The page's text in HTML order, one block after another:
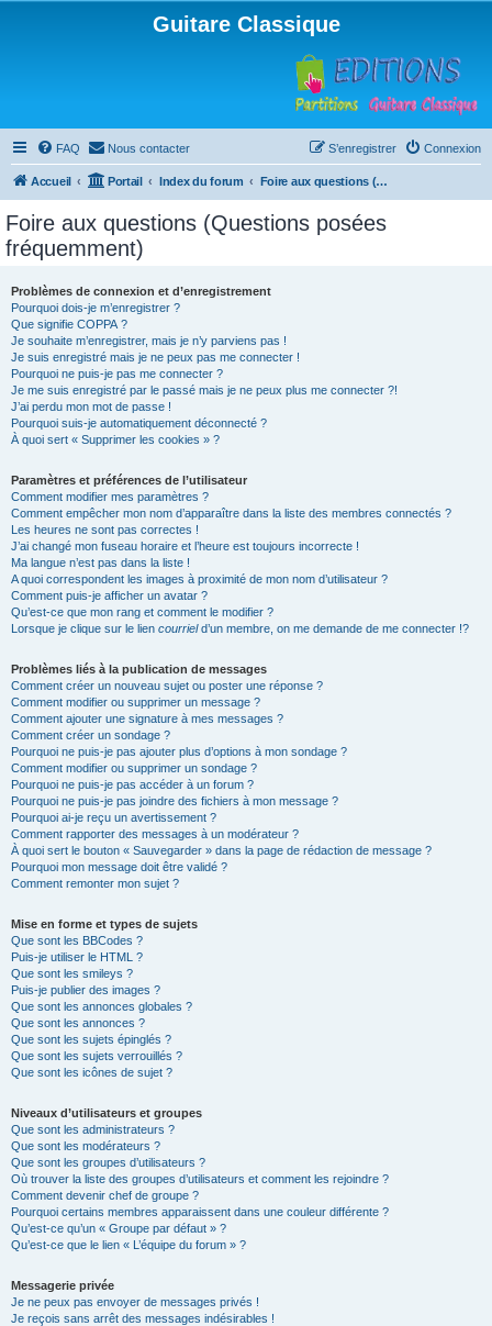
Guitare Classique
FAQ Nous contacter Connexion
S’enregistrer
Accueil Portail Index du forum Foire aux questions (Questions posées fréquemment)
Foire aux questions (Questions posées
fréquemment)
Problèmes de connexion et d’enregistrement
Pourquoi dois-je m’enregistrer ?
Que signifie COPPA ?
Je souhaite m’enregistrer, mais je n’y parviens pas !
Je suis enregistré mais je ne peux pas me connecter !
Pourquoi ne puis-je pas me connecter ?
Je me suis enregistré par le passé mais je ne peux plus me connecter ?!
J’ai perdu mon mot de passe !
Pourquoi suis-je automatiquement déconnecté ?
À quoi sert « Supprimer les cookies » ?
Paramètres et préférences de l’utilisateur
Comment modifier mes paramètres ?
Comment empêcher mon nom d’apparaître dans la liste des membres connectés ?
Les heures ne sont pas correctes !
J’ai changé mon fuseau horaire et l’heure est toujours incorrecte !
Ma langue n’est pas dans la liste !
A quoi correspondent les images à proximité de mon nom d’utilisateur ?
Comment puis-je afficher un avatar ?
Qu’est-ce que mon rang et comment le modifier ?
Lorsque je clique sur le lien courrield’un membre, on me demande de me connecter !?
Problèmes liés à la publication de messages
Comment créer un nouveau sujet ou poster une réponse ?
Comment modifier ou supprimer un message ?
Comment ajouter une signature à mes messages ?
Comment créer un sondage ?
Pourquoi ne puis-je pas ajouter plus d’options à mon sondage ?
Comment modifier ou supprimer un sondage ?
Pourquoi ne puis-je pas accéder à un forum ?
Pourquoi ne puis-je pas joindre des fichiers à mon message ?
Pourquoi ai-je reçu un avertissement ?
Comment rapporter des messages à un modérateur ?
À quoi sert le bouton « Sauvegarder » dans la page de rédaction de message ?
Pourquoi mon message doit être validé ?
Comment remonter mon sujet ?
Mise en forme et types de sujets
Que sont les BBCodes ?
Puis-je utiliser le HTML ?
Que sont les smileys ?
Puis-je publier des images ?
Que sont les annonces globales ?
Que sont les annonces ?
Que sont les sujets épinglés ?
Que sont les sujets verrouillés ?
Que sont les icônes de sujet ?
Niveaux d’utilisateurs et groupes
Que sont les administrateurs ?
Que sont les modérateurs ?
Que sont les groupes d’utilisateurs ?
Où trouver la liste des groupes d’utilisateurs et comment les rejoindre ?
Comment devenir chef de groupe ?
Pourquoi certains membres apparaissent dans une couleur différente ?
Qu’est-ce qu’un « Groupe par défaut » ?
Qu’est-ce que le lien « L’équipe du forum » ?
Messagerie privée
Je ne peux pas envoyer de messages privés !
Je reçois sans arrêt des messages indésirables !